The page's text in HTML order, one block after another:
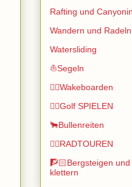
Rafting und
Wandern und Radeln
Watersliding
⛵Segeln
🏄🏽Wakeboarden
🏌️‍♂️Golf SPIELEN
🐂Bullenreiten
🚴‍♂️RADTOUREN
🧗🏻Bergsteigen und
klettern